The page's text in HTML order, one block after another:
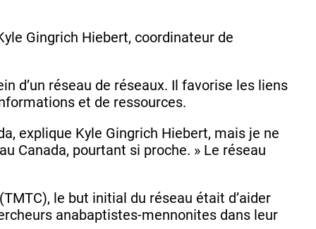
Gingrich Hiebert, coordinateur de
d’un réseau de réseaux. Il favorise les liens
et de ressources.
explique Kyle Gingrich Hiebert, mais je ne
Canada, pourtant si proche. » Le réseau
le but initial du réseau était d’aider
anabaptistes-mennonites dans leur